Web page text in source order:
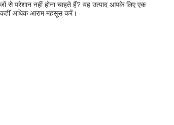
से परेशान नहीं होना चाहते हैं? यह उत्पाद आपके लिए एक
अधिक आराम महसूस करें।